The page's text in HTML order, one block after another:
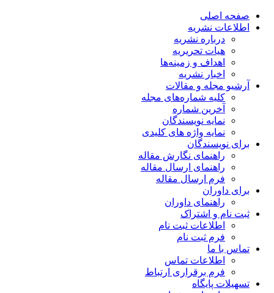
صفحه اصلی
اطلاعات نشریه
درباره نشریه
هیات تحریریه
اهداف و زمینه‌ها
اخبار نشریه
آرشیو مجله و مقالات
کلیه شماره‌های مجله
آخرین شماره
نمایه نویسندگان
نمایه واژه های کلیدی
برای نویسندگان
راهنمای نگارش مقاله
راهنمای ارسال مقاله
فرم ارسال مقاله
برای داوران
راهنمای داوران
ثبت نام و اشتراک
اطلاعات ثبت نام
فرم ثبت نام
تماس با ما
اطلاعات تماس
فرم برقراری ارتباط
تسهیلات پایگاه